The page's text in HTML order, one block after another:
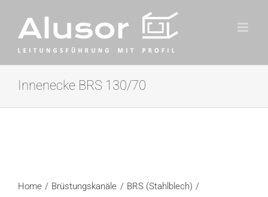
Inhalt
springen
Innenecke BRS 130/70
Home Brüstungskanäle
BRS (Stahlblech)